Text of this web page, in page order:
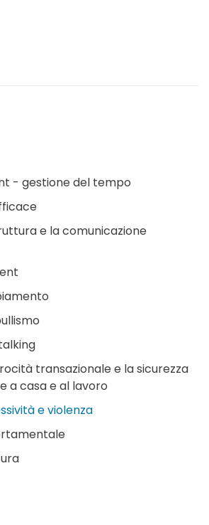
- gestione del tempo
e la comunicazione
transazionale e la sicurezza
a casa e al lavoro
e violenza